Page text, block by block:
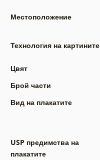
Местоположение
Технология на картините
Цвят
Брой части
Вид на плакатите
USP предимства на
плакатите